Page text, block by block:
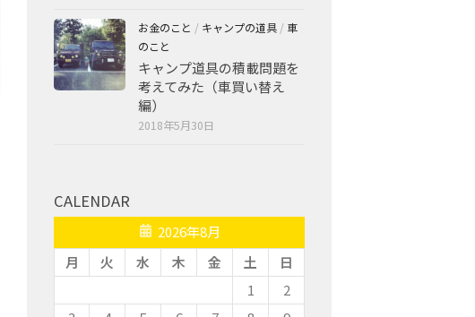
お金のこと / キャンプの道具 / 車
のこと
キャンプ道具の積載問題を
考えてみた（車買い替え
編）
2018年5月30日
CALENDAR
2026年8月
月
火 水 木 金 土
日
1
2